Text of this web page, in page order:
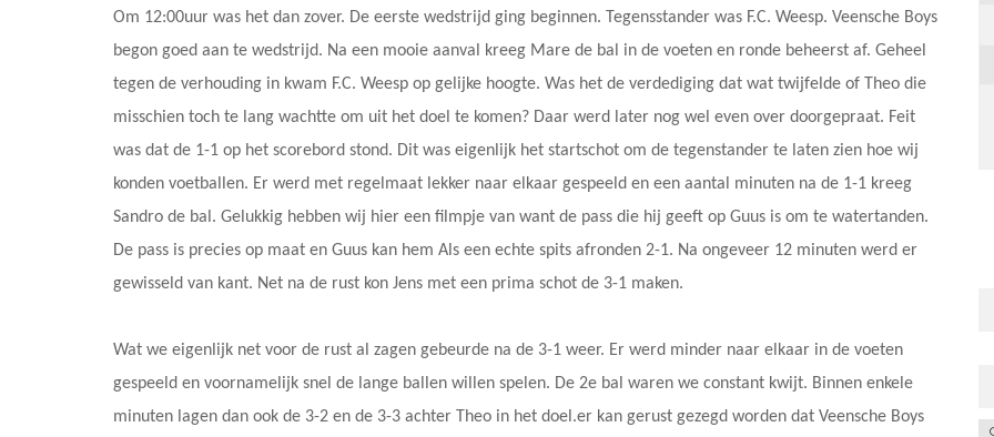
Om 12:00uur was het dan zover. De eerste wedstrijd ging beginnen. Tegensstander was F.C. Weesp. Veensche Boys
begon goed aan te wedstrijd. Na een mooie aanval kreeg Mare de bal in de voeten en ronde beheerst af. Geheel
tegen de verhouding in kwam F.C. Weesp op gelijke hoogte. Was het de verdediging dat wat twijfelde of Theo die
misschien toch te lang wachtte om uit het doel te komen? Daar werd later nog wel even over doorgepraat. Feit
was dat de 1-1 op het scorebord stond. Dit was eigenlijk het startschot om de tegenstander te laten zien hoe wij
konden voetballen. Er werd met regelmaat lekker naar elkaar gespeeld en een aantal minuten na de 1-1 kreeg
Sandro de bal. Gelukkig hebben wij hier een filmpje van want de pass die hij geeft op Guus is om te watertanden.
De pass is precies op maat en Guus kan hem Als een echte spits afronden 2-1. Na ongeveer 12 minuten werd er
gewisseld van kant. Net na de rust kon Jens met een prima schot de 3-1 maken.
Wat we eigenlijk net voor de rust al zagen gebeurde na de 3-1 weer. Er werd minder naar elkaar in de voeten
gespeeld en voornamelijk snel de lange ballen willen spelen. De 2e bal waren we constant kwijt. Binnen enkele
minuten lagen dan ook de 3-2 en de 3-3 achter Theo in het doel.er kan gerust gezegd worden dat Veensche Boys